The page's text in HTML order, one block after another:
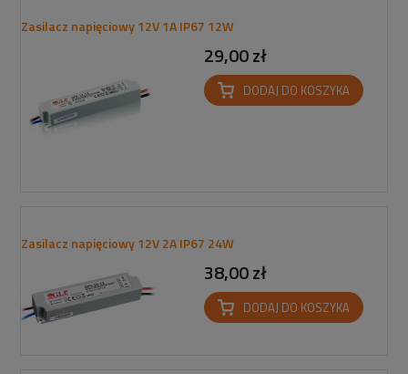
Zasilacz napięciowy 12V 1A IP67 12W
29,00 zł
DODAJ DO KOSZYKA
Zasilacz napięciowy 12V 2A IP67 24W
38,00 zł
DODAJ DO KOSZYKA